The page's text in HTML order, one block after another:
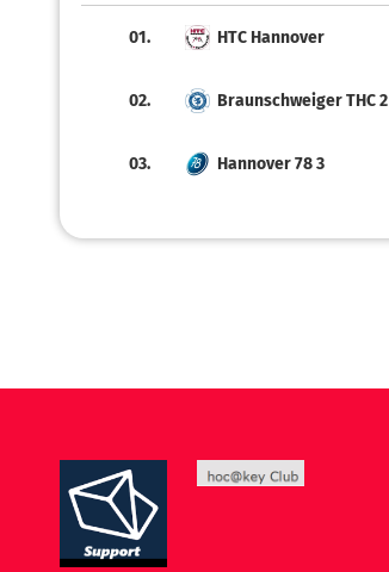
01. HTC Hannover
02. Braunschweiger THC 2
03. Hannover 78 3